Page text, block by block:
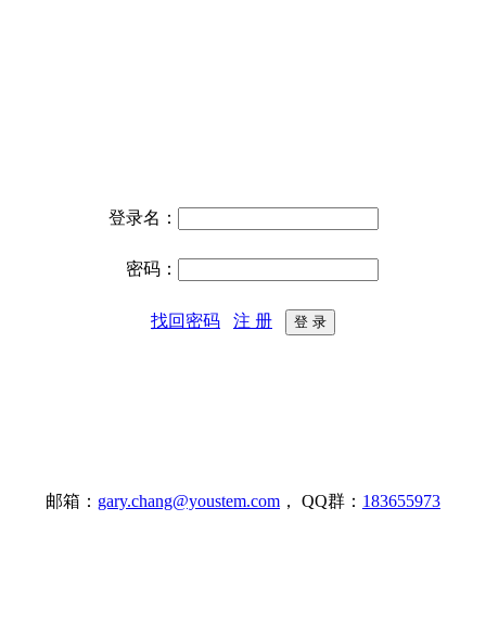
登录名：
密码：
找回密码 注 册
邮箱： gary.chang@youstem.com ， QQ群： 183655973